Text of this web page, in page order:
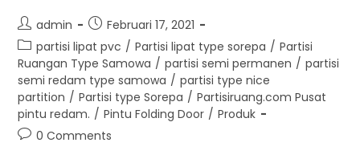
Post
author:
admin
Post
published:
Februari 17, 2021
Post
category:
partisi lipat pvc / Partisi lipat type sorepa / Partisi
Ruangan Type Samowa / partisi semi permanen / partisi
semi redam type samowa / partisi type nice
partition / Partisi type Sorepa / Partisiruang.com Pusat
pintu redam. / Pintu Folding Door / Produk
Post0 Comments